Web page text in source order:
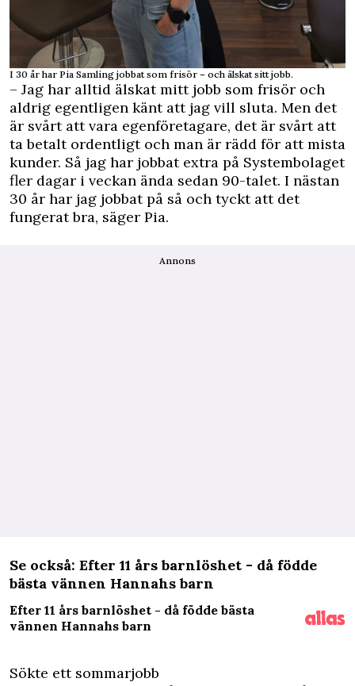
I 30 år har Pia Samling jobbat som frisör – och älskat sitt jobb.
– Jag har alltid älskat mitt jobb som frisör och
aldrig egentligen känt att jag vill sluta. Men det
är svårt att vara egenföretagare, det är svårt att
ta betalt ordentligt och man är rädd för att mista
kunder. Så jag har jobbat extra på Systembolaget
fler dagar i veckan ända sedan 90-talet. I nästan
30 år har jag jobbat på så och tyckt att det
fungerat bra, säger Pia.
Annons
Se också: Efter 11 års barnlöshet - då födde
bästa vännen Hannahs barn
Efter 11 års barnlöshet - då födde bästa
vännen Hannahs barn
Sökte ett sommarjobb